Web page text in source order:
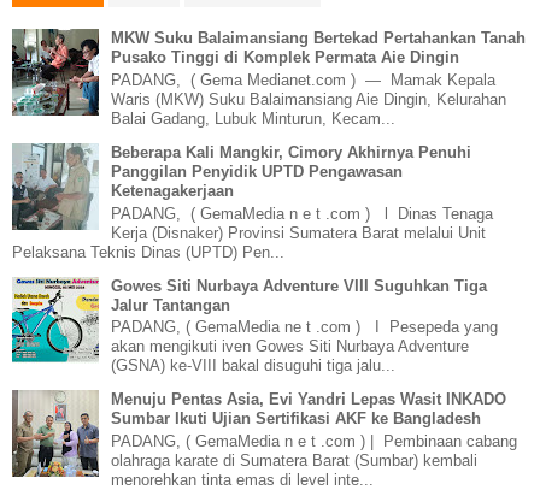
MKW Suku Balaimansiang Bertekad Pertahankan Tanah
Pusako Tinggi di Komplek Permata Aie Dingin
PADANG, ( Gema Medianet.com ) — Mamak Kepala
Waris (MKW) Suku Balaimansiang Aie Dingin, Kelurahan
Balai Gadang, Lubuk Minturun, Kecam...
Beberapa Kali Mangkir, Cimory Akhirnya Penuhi
Panggilan Penyidik UPTD Pengawasan
Ketenagakerjaan
PADANG, ( GemaMedia n e t .com ) l Dinas Tenaga
Kerja (Disnaker) Provinsi Sumatera Barat melalui Unit
Pelaksana Teknis Dinas (UPTD) Pen...
Gowes Siti Nurbaya Adventure VIII Suguhkan Tiga
Jalur Tantangan
PADANG, ( GemaMedia ne t .com ) I Pesepeda yang
akan mengikuti iven Gowes Siti Nurbaya Adventure
(GSNA) ke-VIII bakal disuguhi tiga jalu...
Menuju Pentas Asia, Evi Yandri Lepas Wasit INKADO
Sumbar Ikuti Ujian Sertifikasi AKF ke Bangladesh
PADANG, ( GemaMedia n e t .com ) | Pembinaan cabang
olahraga karate di Sumatera Barat (Sumbar) kembali
menorehkan tinta emas di level inte...